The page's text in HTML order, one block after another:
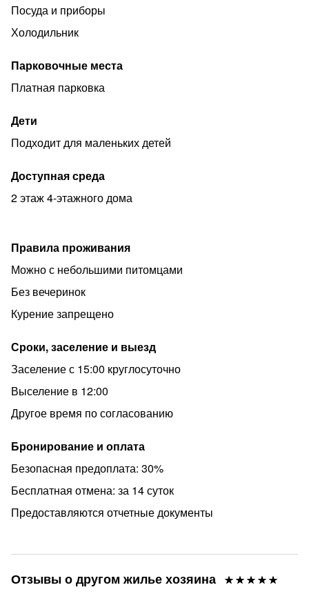
нет - доплата 500р.
Стандартное время заселения с 15.00, выезд до 12.00.
возможности по согласованию.
Посуда и приборы
Холодильник
Парковочные места
Платная парковка
Дети
Подходит для маленьких детей
Доступная среда
2 этаж 4-этажного дома
Правила проживания
Можно с небольшими питомцами
Без вечеринок
Курение запрещено
Сроки, заселение и выезд
Заселение с 15:00 круглосуточно
Выселение в 12:00
Другое время по согласованию
Бронирование и оплата
Безопасная предоплата: 30%
Бесплатная отмена: за 14 суток
Предоставляются отчетные документы
Отзывы о другом жилье хозяина